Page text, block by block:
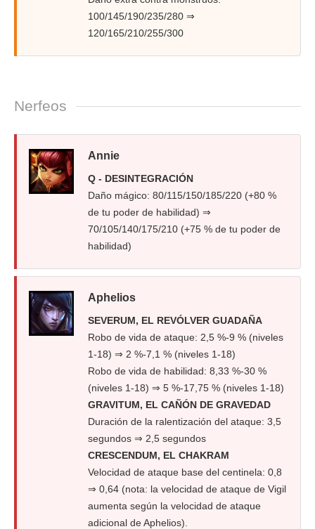
100/145/190/235/280 ⇒
120/165/210/255/300
Nerfeos
Annie
Q - DESINTEGRACIÓN
Daño mágico: 80/115/150/185/220 (+80 %
de tu poder de habilidad) ⇒
70/105/140/175/210 (+75 % de tu poder de
habilidad)
Aphelios
SEVERUM, EL REVÓLVER GUADAÑA
Robo de vida de ataque: 2,5 %-9 % (niveles
1-18) ⇒ 2 %-7,1 % (niveles 1-18)
Robo de vida de habilidad: 8,33 %-30 %
(niveles 1-18) ⇒ 5 %-17,75 % (niveles 1-18)
GRAVITUM, EL CAÑÓN DE GRAVEDAD
Duración de la ralentización del ataque: 3,5
segundos ⇒ 2,5 segundos
CRESCENDUM, EL CHAKRAM
Velocidad de ataque base del centinela: 0,8
⇒ 0,64 (nota: la velocidad de ataque de Vigil
aumenta según la velocidad de ataque
adicional de Aphelios).